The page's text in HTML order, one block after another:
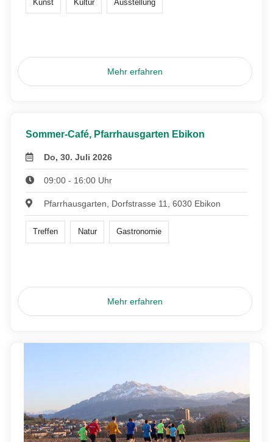
Kunst Kultur Ausstellung
Mehr erfahren
Sommer-Café, Pfarrhausgarten Ebikon
Do, 30. Juli 2026
09:00 - 16:00 Uhr
Pfarrhausgarten, Dorfstrasse 11, 6030 Ebikon
Treffen Natur Gastronomie
Mehr erfahren